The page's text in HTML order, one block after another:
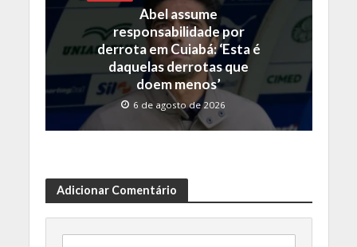
Abel assume
responsabilidade por
derrota em Cuiabá: ‘Esta é
daquelas derrotas que
doem menos’
6 de agosto de 2026
Adicionar Comentário